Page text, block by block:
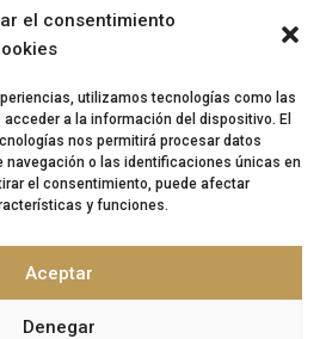
el consentimiento
utilizamos tecnologías como las
a la información del dispositivo. El
nos permitirá procesar datos
navegación o las identificaciones únicas en
el consentimiento, puede afectar
y funciones.
Aceptar
Denegar
ayudan a clasificar
y características
Pero, ¿habían
vez hablar de